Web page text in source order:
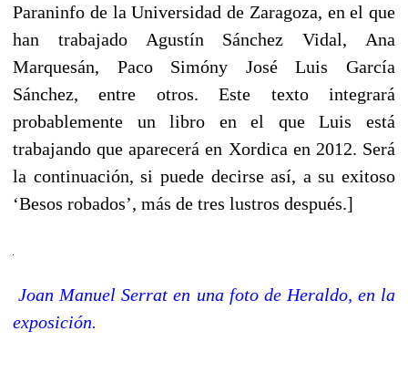
Paraninfo de la Universidad de Zaragoza, en el que
han trabajado Agustín Sánchez Vidal, Ana
Marquesán, Paco Simóny José Luis García
Sánchez, entre otros. Este texto integrará
probablemente un libro en el que Luis está
trabajando que aparecerá en Xordica en 2012. Será
la continuación, si puede decirse así, a su exitoso
‘Besos robados’, más de tres lustros después.]
Joan Manuel Serrat en una foto de Heraldo, en la
exposición.